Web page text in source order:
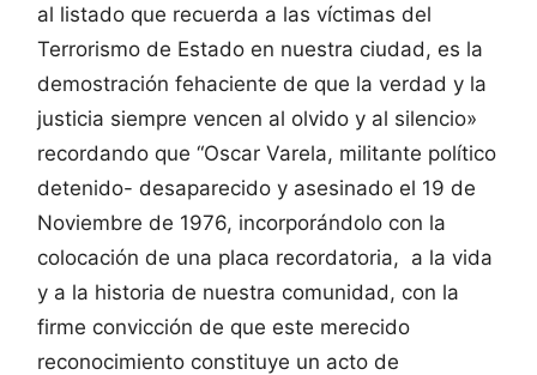
al listado que recuerda a las víctimas del
Terrorismo de Estado en nuestra ciudad, es la
demostración fehaciente de que la verdad y la
justicia siempre vencen al olvido y al silencio»
recordando que “Oscar Varela, militante político
detenido- desaparecido y asesinado el 19 de
Noviembre de 1976, incorporándolo con la
colocación de una placa recordatoria, a la vida
y a la historia de nuestra comunidad, con la
firme convicción de que este merecido
reconocimiento constituye un acto de